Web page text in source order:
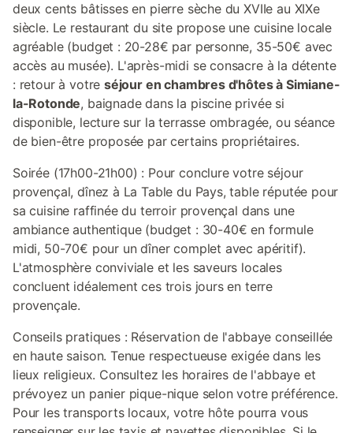
deux cents bâtisses en pierre sèche du XVIIe au XIXe
siècle. Le restaurant du site propose une cuisine locale
agréable (budget : 20-28€ par personne, 35-50€ avec
accès au musée). L'après-midi se consacre à la détente
: retour à votreséjour en chambres d'hôtes à Simiane-
la-Rotonde, baignade dans la piscine privée si
disponible, lecture sur la terrasse ombragée, ou séance
de bien-être proposée par certains propriétaires.
Soirée (17h00-21h00) : Pour conclure votre séjour
provençal, dînez à La Table du Pays, table réputée pour
sa cuisine raffinée du terroir provençal dans une
ambiance authentique (budget : 30-40€ en formule
midi, 50-70€ pour un dîner complet avec apéritif).
L'atmosphère conviviale et les saveurs locales
concluent idéalement ces trois jours en terre
provençale.
Conseils pratiques : Réservation de l'abbaye conseillée
en haute saison. Tenue respectueuse exigée dans les
lieux religieux. Consultez les horaires de l'abbaye et
prévoyez un panier pique-nique selon votre préférence.
Pour les transports locaux, votre hôte pourra vous